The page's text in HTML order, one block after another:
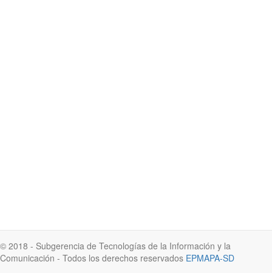
© 2018 - Subgerencia de Tecnologías de la Información y la
Comunicación - Todos los derechos reservados EPMAPA-SD